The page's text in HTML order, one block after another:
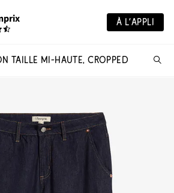
À L’APPLI
TAILLE MI-HAUTE, CROPPED